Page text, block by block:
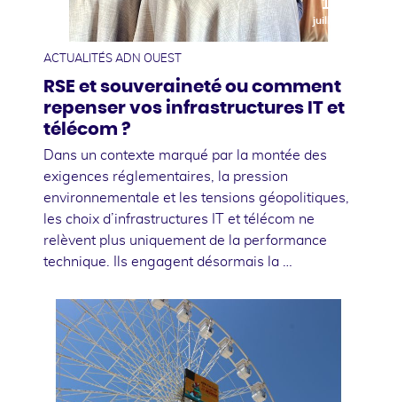
10
juillet
ACTUALITÉS ADN OUEST
RSE et souveraineté ou comment
repenser vos infrastructures IT et
télécom ?
Dans un contexte marqué par la montée des
exigences réglementaires, la pression
environnementale et les tensions géopolitiques,
les choix d’infrastructures IT et télécom ne
relèvent plus uniquement de la performance
technique. Ils engagent désormais la …